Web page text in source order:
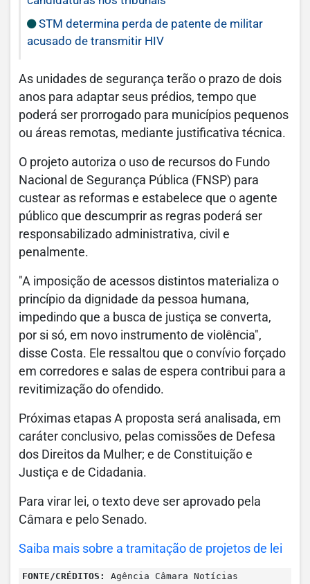
STM determina perda de patente de militar
acusado de transmitir HIV
As unidades de segurança terão o prazo de dois
anos para adaptar seus prédios, tempo que
poderá ser prorrogado para municípios pequenos
ou áreas remotas, mediante justificativa técnica.
O projeto autoriza o uso de recursos do Fundo
Nacional de Segurança Pública (FNSP) para
custear as reformas e estabelece que o agente
público que descumprir as regras poderá ser
responsabilizado administrativa, civil e
penalmente.
"A imposição de acessos distintos materializa o
princípio da dignidade da pessoa humana,
impedindo que a busca de justiça se converta,
por si só, em novo instrumento de violência",
disse Costa. Ele ressaltou que o convívio forçado
em corredores e salas de espera contribui para a
revitimização do ofendido.
Próximas etapas A proposta será analisada, em
caráter conclusivo, pelas comissões de Defesa
dos Direitos da Mulher; e de Constituição e
Justiça e de Cidadania.
Para virar lei, o texto deve ser aprovado pela
Câmara e pelo Senado.
Saiba mais sobre a tramitação de projetos de lei
FONTE/CRÉDITOS: Agência Câmara Notícias